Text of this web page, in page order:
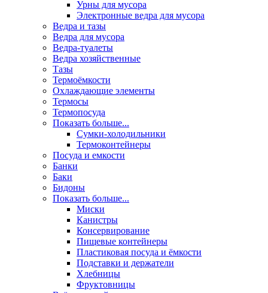
Урны для мусора
Электронные ведра для мусора
Ведра и тазы
Ведра для мусора
Ведра-туалеты
Ведра хозяйственные
Тазы
Термоёмкости
Охлаждающие элементы
Термосы
Термопосуда
Показать больше...
Сумки-холодильники
Термоконтейнеры
Посуда и емкости
Банки
Баки
Бидоны
Показать больше...
Миски
Канистры
Консервирование
Пищевые контейнеры
Пластиковая посуда и ёмкости
Подставки и держатели
Хлебницы
Фруктовницы